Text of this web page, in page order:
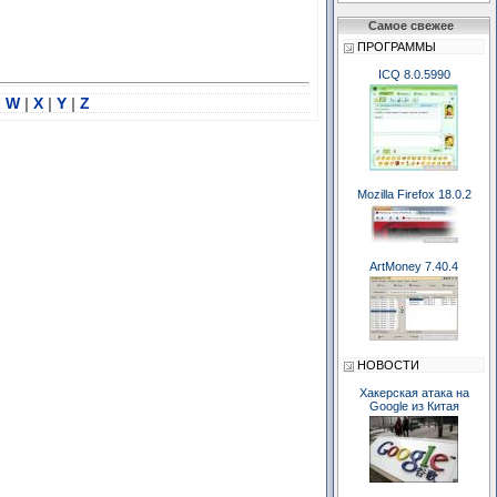
W | X | Y | Z
Самое свежее
ПРОГРАММЫ
ICQ 8.0.5990
Mozilla Firefox 18.0.2
ArtMoney 7.40.4
НОВОСТИ
Хакерская атака на
Google из Китая